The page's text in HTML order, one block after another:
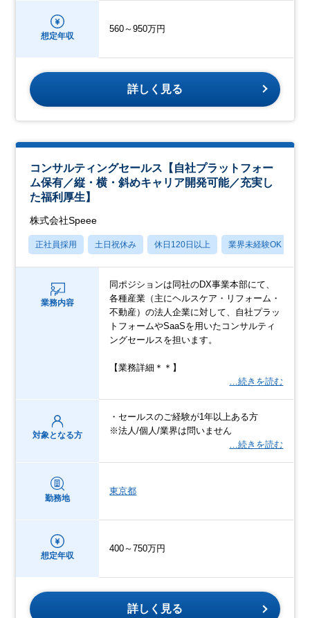
想定年収
560～950万円
詳しく見る
コンサルティングセールス【自社プラットフォー
ム保有／縦・横・斜めキャリア開発可能／充実し
た福利厚生】
株式会社Speee
正社員採用 土日祝休み 休日120日以上 業界未経験OK
業務内容
同ポジションは同社のDX事業本部にて、
各種産業（主にヘルスケア・リフォーム・
不動産）の法人企業に対して、自社プラッ
トフォームやSaaSを用いたコンサルティ
ングセールスを担います。
【業務詳細＊＊】
…続きを読む
対象となる方
・セールスのご経験が1年以上ある方
※法人/個人/業界は問いません
…続きを読む
勤務地
東京都
想定年収
400～750万円
詳しく見る